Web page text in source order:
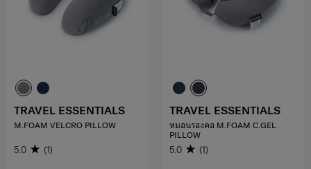
TRAVEL ESSENTIALS
M.FOAM VELCRO PILLOW
5.0 (1)
TRAVEL ESSENTIALS
หมอนรองคอ M.FOAM C.GEL
PILLOW
5.0 (1)